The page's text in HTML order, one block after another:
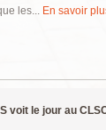
les... En savoir
voit le jour au